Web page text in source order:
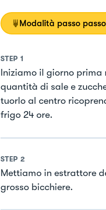
Modalità passo passo
STEP 1
Iniziamo il giorno prima
quantità di sale e
tuorlo al centro
frigo 24 ore.
STEP 2
Mettiamo in estrattore
grosso bicchiere.